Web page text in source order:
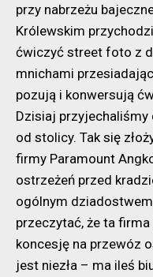
przy nabrzeżu
Królewskim
ćwiczyć street foto z
mnichami
pozują i konwersują
Dzisiaj przyjechaliśmy
od stolicy. Tak się
firmy Paramount
ostrzeżeń przed
ogólnym
przeczytać, że ta
koncesję na przewóz
jest niezła – ma ileś